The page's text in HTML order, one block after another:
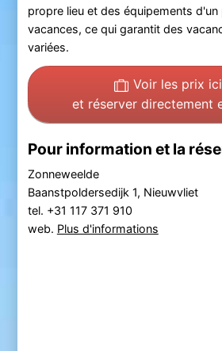
propre lieu et des équipements d'un
vacances, ce qui garantit des
variées.
Voir les prix ici
et réserver directement
Pour information et la
Zonneweelde
Baanstpoldersedijk 1, Nieuwvliet
tel. +31 117 371 910
web. Plus d'informations